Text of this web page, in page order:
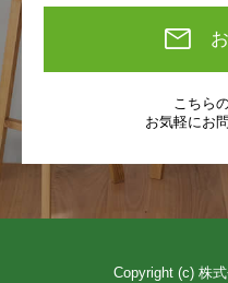
こちら
お気軽にお
Copyright (c) 株